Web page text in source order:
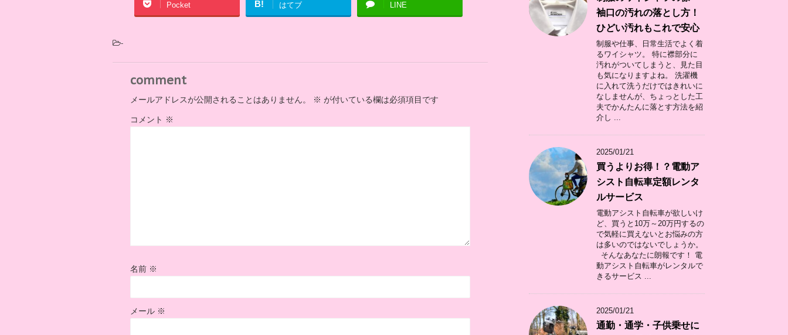
Pocket B! はてブ LINE
-
comment
メールアドレスが公開されることはありません。 ※ が付いている欄は必須項目です
コメント ※
名前 ※
メール ※
袖口の汚れの落とし方！
ひどい汚れもこれで安心
制服や仕事、日常生活でよく着
るワイシャツ。 特に襟部分に
汚れがついてしまうと、見た目
も気になりますよね。 洗濯機
に入れて洗うだけではきれいに
なしませんが、ちょっとした工
夫でかんたんに落とす方法を紹
介し ...
2025/01/21
買うよりお得！？電動ア
シスト自転車定額レンタ
ルサービス
電動アシスト自転車が欲しいけ
ど、買うと10万～20万円するの
で気軽に買えないとお悩みの方
は多いのではないでしょうか。
そんなあなたに朗報です！ 電
動アシスト自転車がレンタルで
きるサービス ...
2025/01/21
通勤・通学・子供乗せに